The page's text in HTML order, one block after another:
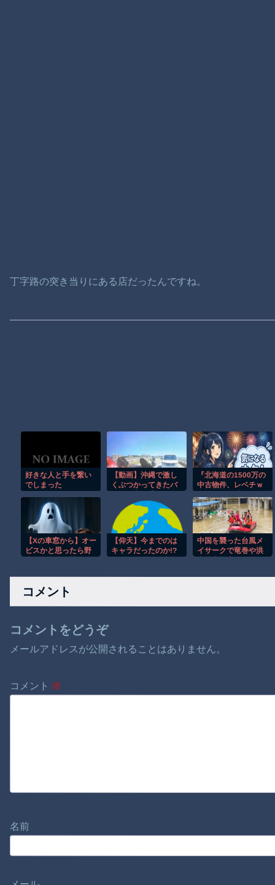
丁字路の突き当りにある店だったんですね。
好きな人と手を繋い
でしまった
【動画】沖縄で激し
くぶつかってきたバ
てしまうドラレコ。
『北海道の1500万の
中古物件、レベチｗ
ニーのおいなり巻
（600円）、賛否両
論ｗ』ほか 8/7 ネタ
【Xの車窓から】オー
ビスかと思ったら野
【仰天】今までのは
キャラだったのか!?
立ちました…
中国を襲った台風メ
イサークで竜巻や洪
コメント
コメントをどうぞ
メールアドレスが公開されることはありません。
コメント ※
名前